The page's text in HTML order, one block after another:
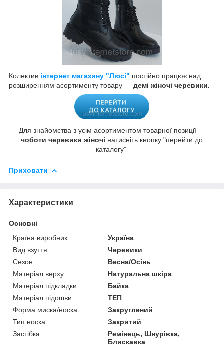
Колектив інтернет магазину "Люсі" постійно працює над
розширенням асортименту товару — демі жіночі черевики.
Для знайомства з усім асортиментом товарної позиції —
чоботи черевики жіночі натисніть кнопку "перейти до
каталогу"
Приховати
Характеристики
Основні
Країна виробник
Україна
Вид взуття
Черевики
Сезон
Весна/Осінь
Матеріал верху
Натуральна шкіра
Матеріал підкладки
Байка
Матеріал підошви
ТЕП
Форма миска/носка
Закруглений
Тип носка
Закритий
Застібка
Ремінець, Шнурівка,
Блискавка